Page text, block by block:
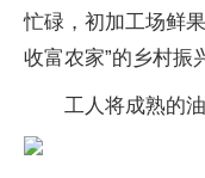
忙碌，初加工场鲜
收富农家”的乡村振
工人将成熟的